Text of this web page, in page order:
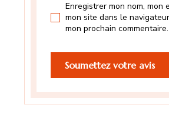
Enregistrer mon nom, mon
mon site dans le
mon prochain commentaire.